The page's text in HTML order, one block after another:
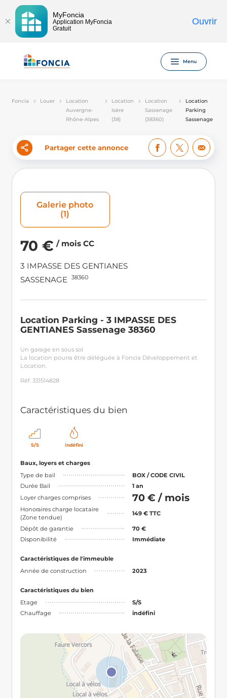
MyFoncia
Application MyFoncia
Gratuit
Ouvrir
Menu
Foncia Louer
Location
Auvergne-
Rhône-Alpes
Location
Isère
(38)
Location
Sassenage
(38360)
Location
Parking
Sassenage
Partager cette annonce
Galerie photo
(1)
Location Parking - 3 IMPASSE DES
GENTIANES Sassenage 38360
Un garage en sous sol
La location pourra être déléguée à Foncia Développement et
Location.
Réf. 331514828
Caractéristiques du bien
S/S indéfini
Baux, loyers et charges
Type de bail
BOX / CODE CIVIL
Durée Bail
1 an
Loyer charges comprises
70 € / mois
Honoraires charge locataire
(Zone tendue)
149 € TTC
Dépôt de garantie
70 €
Disponibilité
Immédiate
Caractéristiques de l'immeuble
Année de construction
2023
Caractéristiques du bien
Etage
S/S
Chauffage
indéfini
70 € / mois CC
3 IMPASSE DES GENTIANES
SASSENAGE 38360